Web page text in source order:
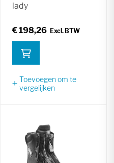
lady
€ 198,26
Toevoegen om te
vergelijken